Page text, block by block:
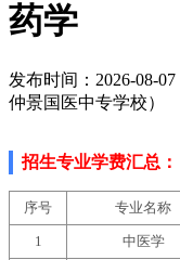
药学
发布时间：2026-08-
仲景国医中专学校）
招生专业学费汇总 ：
序号 专业名称
1 中医学